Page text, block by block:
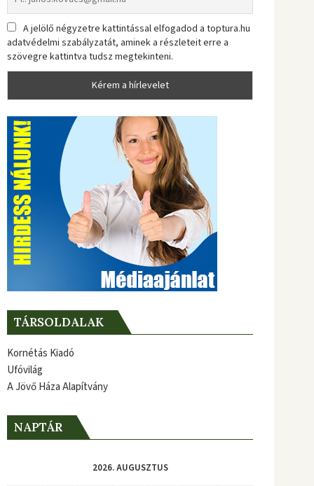
A jelölő négyzetre kattintással elfogadod a toptura.hu
adatvédelmi szabályzatát, aminek a részleteit erre a
szövegre kattintva tudsz megtekinteni.
TÁRSOLDALAK
Kornétás Kiadó
Ufóvilág
A Jövő Háza Alapítvány
NAPTÁR
2026. AUGUSZTUS